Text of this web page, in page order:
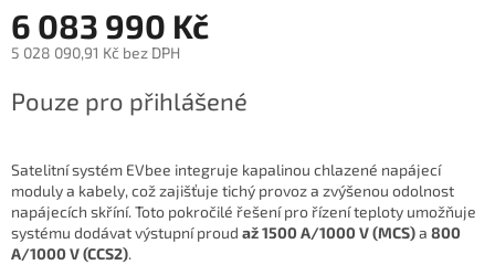
6 083 990 Kč
5 028 090,91 Kč bez DPH
cena:
Pouze pro přihlášené
Satelitní systém EVbee integruje kapalinou chlazené napájecí
moduly a kabely, což zajišťuje tichý provoz a zvýšenou odolnost
napájecích skříní. Toto pokročilé řešení pro řízení teploty umožňuje
systému dodávat výstupní proud až 1500 A/1000 V (MCS)a 800
A/1000 V (CCS2).